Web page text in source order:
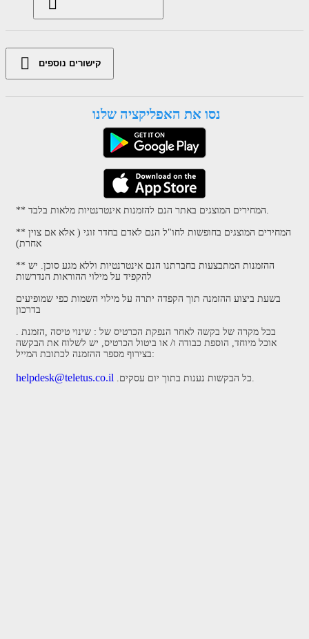
קישורים נוספים
נסו את האפליקציה שלנו
** המחירים המוצגים באתר הנם להזמנות אינטרנטיות מלאות בלבד.
** המחירים המוצגים בחופשות לחו"ל הנם לאדם בחדר זוגי ( אלא אם צוין
אחרת)
** ההזמנות המתבצעות בחברתנו הנם אינטרנטיות וללא מגע סוכן. יש
להקפיד על מילוי ההוראות הנדרשות
בשעת ביצוע ההזמנה תוך הקפדה יתרה על מילוי השמות כפי שמופיעים
בדרכון
. בכל מקרה של בקשה לאחר הנפקת הכרטיס של : שינוי טיסה ,הזמנת
אוכל מיוחד, הוספת כבודה ו/ או ביטול הכרטיס, יש לשלוח את הבקשה
בצירוף מספר ההזמנה לכתובת המייל:
helpdesk@teletus.co.il .כל הבקשות נענות בתוך יום עסקים.